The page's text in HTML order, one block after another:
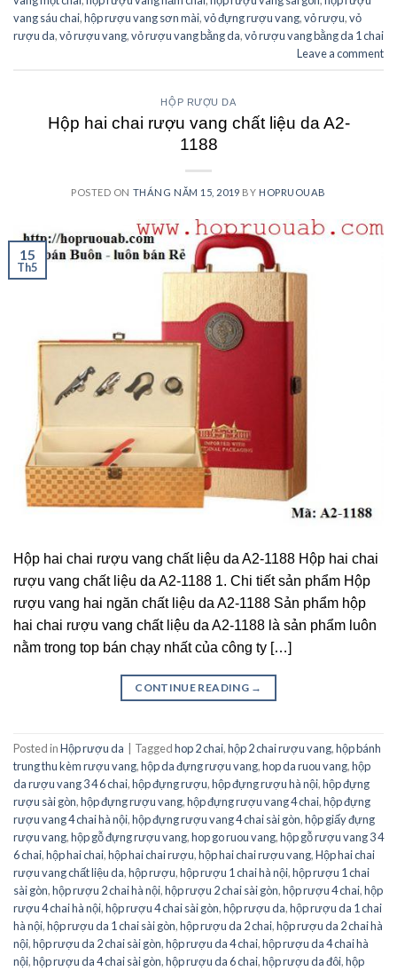
vang sáu chai,hộp rượu vang sơn mài,vỏ đựng rượu vang,vỏ rượu,vỏ
rượu da,vỏ rượu vang,vỏ rượu vang bằng da,vỏ rượu vang bằng da 1 chai
Leave a comment
HỘP RƯỢU DA
Hộp hai chai rượu vang chất liệu da A2-
1188
POSTED ON THÁNG NĂM 15, 2019 BY HOPRUOUAB
15
Th5
Hộp hai chai rượu vang chất liệu da A2-1188 Hộp hai chai
rượu vang chất liệu da A2-1188 1. Chi tiết sản phẩm Hộp
rượu vang hai ngăn chất liệu da A2-1188 Sản phẩm hộp
hai chai rượu vang chất liệu da A2-1188 là sản phẩm luôn
nằm trong top bán chạy nhất của công ty […]
CONTINUE READING →
Posted inHộp rượu da Taggedhop 2 chai,hộp 2 chai rượu vang,hộp bánh
trung thu kèm rượu vang,hộp da đựng rượu vang,hop da ruou vang,hộp
da rượu vang 3 4 6 chai,hộp đựng rượu,hộp đựng rượu hà nội,hộp đựng
rượu sài gòn,hộp đựng rượu vang,hộp đựng rượu vang 4 chai,hộp đựng
rượu vang 4 chai hà nội,hộp đựng rượu vang 4 chai sài gòn,hộp giấy đựng
rượu vang,hộp gỗ đựng rượu vang,hop go ruou vang,hộp gỗ rượu vang 3 4
6 chai,hộp hai chai,hộp hai chai rượu,hộp hai chai rượu vang,Hộp hai chai
rượu vang chất liệu da,hộp rượu,hộp rượu 1 chai hà nội,hộp rượu 1 chai
sài gòn,hộp rượu 2 chai hà nội,hộp rượu 2 chai sài gòn,hộp rượu 4 chai,hộp
rượu 4 chai hà nội,hộp rượu 4 chai sài gòn,hộp rượu da,hộp rượu da 1 chai
hà nội,hộp rượu da 1 chai sài gòn,hộp rượu da 2 chai,hộp rượu da 2 chai hà
nội,hộp rượu da 2 chai sài gòn,hộp rượu da 4 chai,hộp rượu da 4 chai hà
nội,hộp rượu da 4 chai sài gòn,hộp rượu da 6 chai,hộp rượu da đôi,hộp